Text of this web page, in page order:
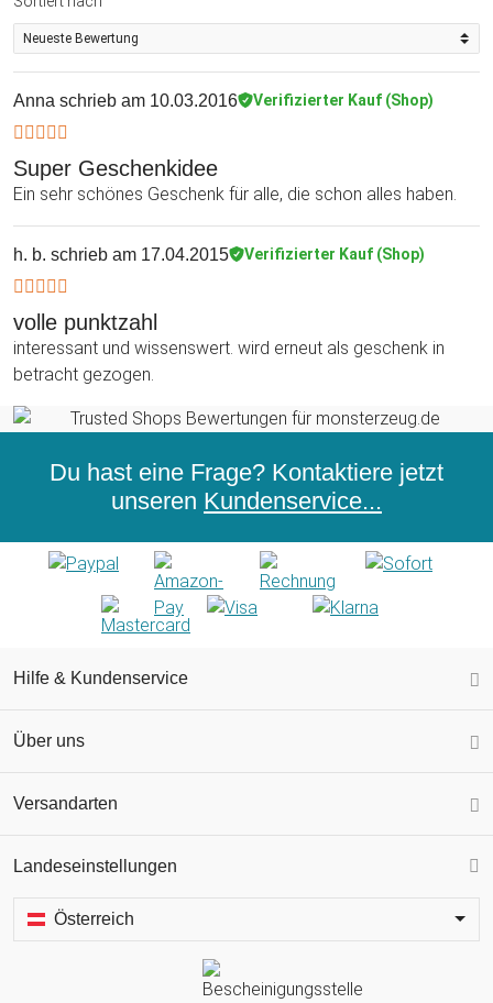
Anna schrieb am 10.03.2016 Verifizierter Kauf (Shop)
Super Geschenkidee
Ein sehr schönes Geschenk für alle, die schon alles haben.
h. b. schrieb am 17.04.2015 Verifizierter Kauf (Shop)
volle punktzahl
interessant und wissenswert. wird erneut als geschenk in
betracht gezogen.
Du hast eine Frage? Kontaktiere jetzt
unseren Kundenservice...
Hilfe & Kundenservice
Über uns
Versandarten
Landeseinstellungen
Österreich